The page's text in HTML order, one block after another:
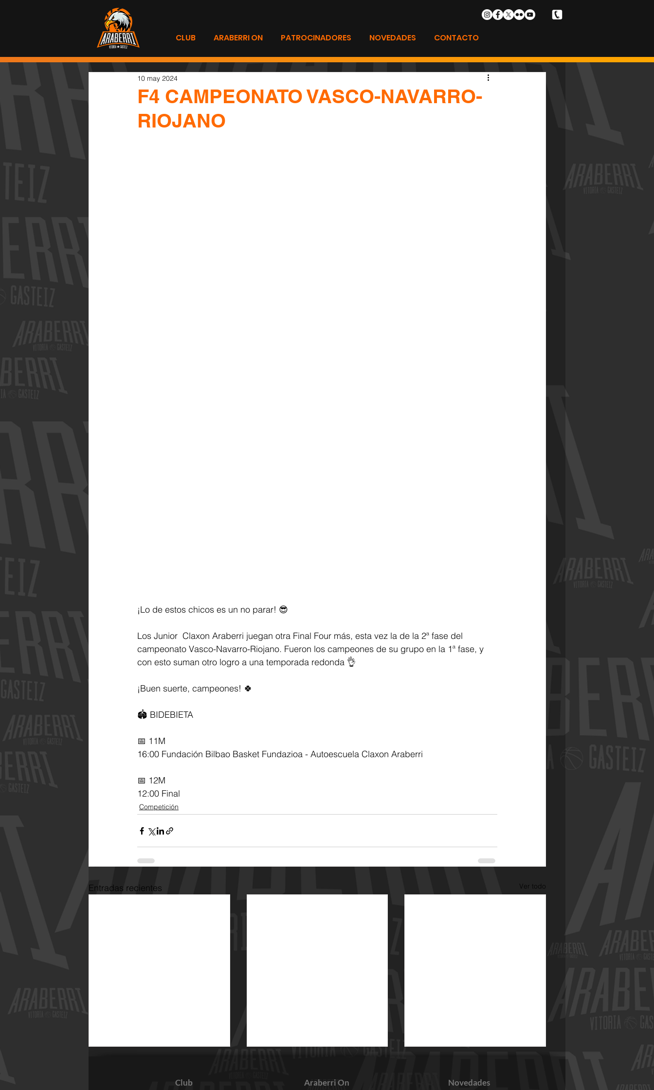
CLUB ARABERRI ON PATROCINADORES NOVEDADES CONTACTO
F4 CAMPEONATO VASCO-NAVARRO-
RIOJANO
10 may 2024
¡Lo de estos chicos es un no parar! 😎
Los Junior Claxon Araberri juegan otra Final Four más, esta vez la de la 2ª fase del
campeonato Vasco-Navarro-Riojano. Fueron los campeones de su grupo en la 1ª fase, y
con esto suman otro logro a una temporada redonda 👌
¡Buen suerte, campeones! 🍀
🏟️ BIDEBIETA
📅 11M
16:00 Fundación Bilbao Basket Fundazioa - Autoescuela Claxon Araberri
📅 12M
12:00 Final
Competición
Entradas recientes Ver todo
Club
Araberri On
Novedades